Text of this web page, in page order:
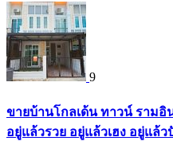
9
ขายบ้านโกลเด้น ทาวน์ ราม
อยู่แล้วรวย อยู่แล้วเฮง อยู่แล้ว